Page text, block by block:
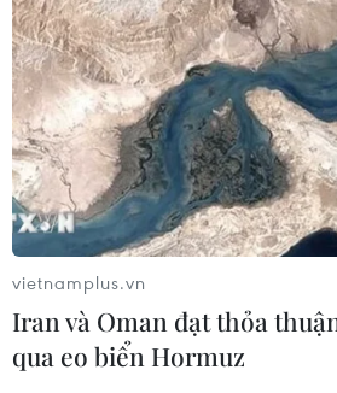
vietnamplus.vn
Iran và Oman đạt thỏa
qua eo biển Hormuz